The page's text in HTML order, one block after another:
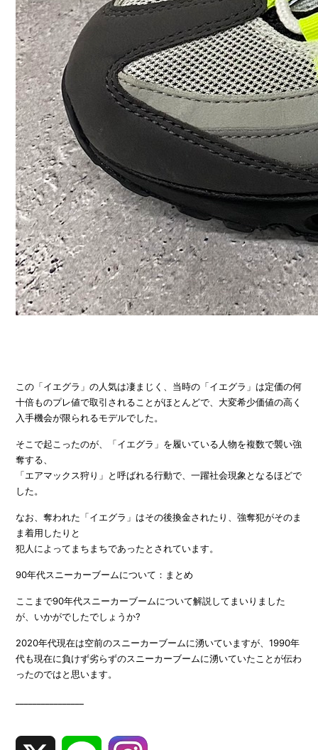
この「イエグラ」の人気は凄まじく、当時の「イエグラ」は定価の何
十倍ものプレ値で取引されることがほとんどで、大変希少価値の高く
入手機会が限られるモデルでした。
そこで起こったのが、「イエグラ」を履いている人物を複数で襲い強
奪する、
「エアマックス狩り」と呼ばれる行動で、一躍社会現象となるほどで
した。
なお、奪われた「イエグラ」はその後換金されたり、強奪犯がそのま
ま着用したりと
犯人によってまちまちであったとされています。
90年代スニーカーブームについて：まとめ
ここまで90年代スニーカーブームについて解説してまいりました
が、いかがでしたでしょうか?
2020年代現在は空前のスニーカーブームに湧いていますが、1990年
代も現在に負けず劣らずのスニーカーブームに湧いていたことが伝わ
ったのではと思います。